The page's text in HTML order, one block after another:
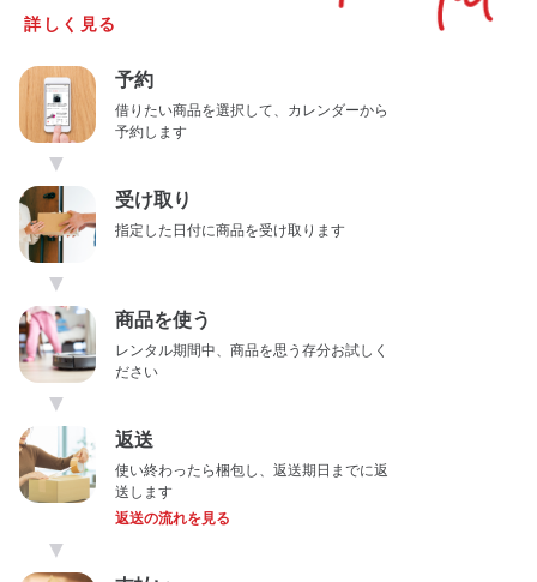
詳しく見る
予約
借りたい商品を選択して、カレンダーから
予約します
▼
受け取り
指定した日付に商品を受け取ります
▼
商品を使う
レンタル期間中、商品を思う存分お試しく
ださい
▼
返送
使い終わったら梱包し、返送期日までに返
送します
返送の流れを見る
▼